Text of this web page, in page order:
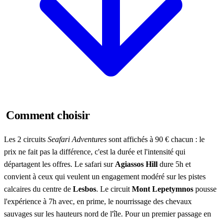
Comment choisir
Les 2 circuits Seafari Adventures sont affichés à 90 € chacun : le
prix ne fait pas la différence, c'est la durée et l'intensité qui
départagent les offres. Le safari sur Agiassos Hill dure 5h et
convient à ceux qui veulent un engagement modéré sur les pistes
calcaires du centre de Lesbos. Le circuit Mont Lepetymnos pousse
l'expérience à 7h avec, en prime, le nourrissage des chevaux
sauvages sur les hauteurs nord de l'île. Pour un premier passage en